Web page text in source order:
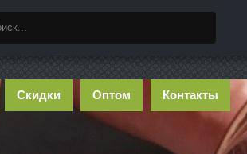
Скидки Оптом Контакты